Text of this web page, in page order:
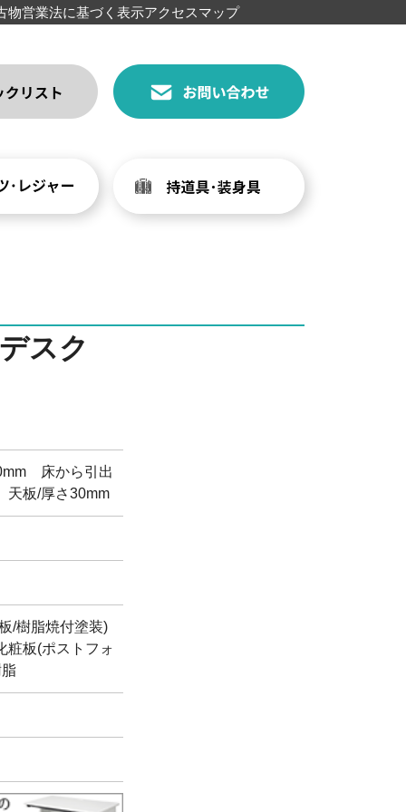
物営業法に基づく表示アクセスマップ
スク
床から引出
板/厚さ30mm
/樹脂焼付塗装)
粧板(ポストフォ